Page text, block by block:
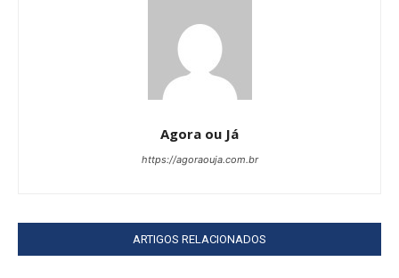
Agora ou Já
https://agoraouja.com.br
ARTIGOS RELACIONADOS